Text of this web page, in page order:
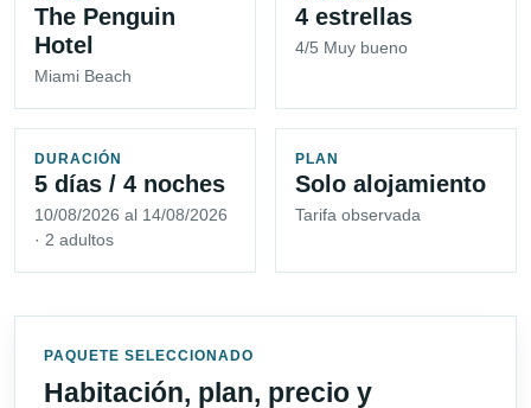
The Penguin
Hotel
Miami Beach
4 estrellas
4/5 Muy bueno
DURACIÓN
5 días / 4 noches
10/08/2026 al 14/08/2026
· 2 adultos
PLAN
Solo alojamiento
Tarifa observada
PAQUETE SELECCIONADO
Habitación, plan, precio y